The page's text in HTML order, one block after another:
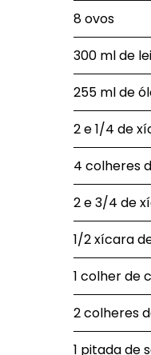
8 ovos
300 ml de
255 ml de
2 e 1/4 de
4 colheres
2 e 3/4 de
1/2 xícara
1 colher de
2 colheres
1 pitada de